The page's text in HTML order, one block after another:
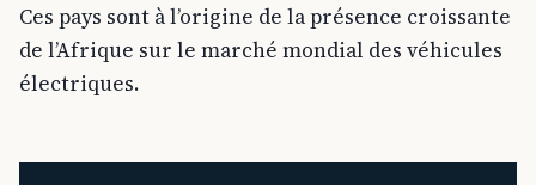
Ces pays sont à l’origine de la présence croissante
de l’Afrique sur le marché mondial des véhicules
électriques.